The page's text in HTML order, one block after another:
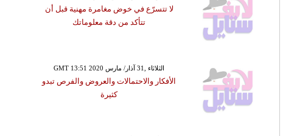
لا تتسرّع في خوض مغامرة مهنية قبل أن
تتأكد من دقة معلوماتك
GMT 13:51 2020 الثلاثاء ,31 آذار/ مارس
الأفكار والاحتمالات والعروض والفرص تبدو
كثيرة